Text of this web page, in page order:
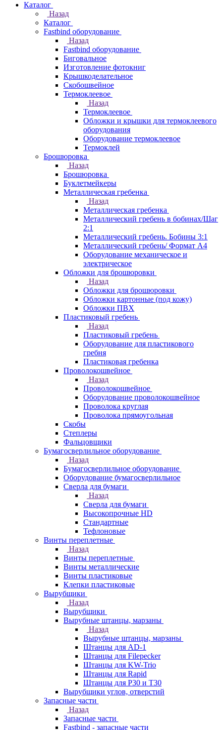
Каталог
Назад
Каталог
Fastbind оборудование
Назад
Fastbind оборудование
Биговальное
Изготовление фотокниг
Крышкоделательное
Скобошвейное
Термоклеевое
Назад
Термоклеевое
Обложки и крышки для термоклеевого
оборудования
Оборудование термоклеевое
Термоклей
Брошюровка
Назад
Брошюровка
Буклетмейкеры
Металлическая гребенка
Назад
Металлическая гребенка
Металлический гребень в бобинах/Шаг
2:1
Металлический гребень. Бобины 3:1
Металлический гребень/ Формат А4
Оборудование механическое и
электрическое
Обложки для брошюровки
Назад
Обложки для брошюровки
Обложки картонные (под кожу)
Обложки ПВХ
Пластиковый гребень
Назад
Пластиковый гребень
Оборудование для пластикового
гребня
Пластиковая гребенка
Проволокошвейное
Назад
Проволокошвейное
Оборудование проволокошвейное
Проволока круглая
Проволока прямоугольная
Скобы
Степлеры
Фальцовщики
Бумагосверлильное оборудование
Назад
Бумагосверлильное оборудование
Оборудование бумагосверлильное
Сверла для бумаги
Назад
Сверла для бумаги
Высокопрочные HD
Стандартные
Тефлоновые
Винты переплетные
Назад
Винты переплетные
Винты металлические
Винты пластиковые
Клепки пластиковые
Вырубщики
Назад
Вырубщики
Вырубные штанцы, марзаны
Назад
Вырубные штанцы, марзаны
Штанцы для AD-1
Штанцы для Filepecker
Штанцы для KW-Trio
Штанцы для Rapid
Штанцы для Р30 и Т30
Вырубщики углов, отверстий
Запасные части
Назад
Запасные части
Fastbind - запасные части